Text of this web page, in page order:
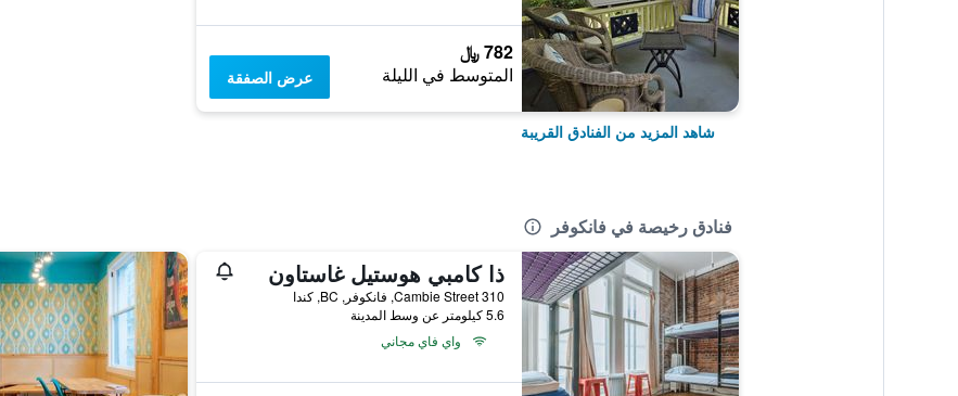
782 ﷼
المتوسط في الليلة عرض الصفقة
شاهد المزيد من الفنادق القريبة
فنادق رخيصة في فانكوفر
ذا كامبي هوستيل غاستاون
310 Cambie Street, فانكوفر, BC, كندا
5.6 كيلومتر عن وسط المدينة
واي فاي مجاني